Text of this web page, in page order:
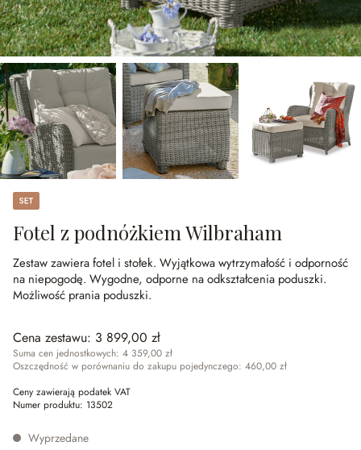
Set
Fotel z podnóżkiem Wilbraham
Zestaw zawiera fotel i stołek. Wyjątkowa wytrzymałość i odporność
na niepogodę. Wygodne, odporne na odkształcenia poduszki.
Możliwość prania poduszki.
Cena zestawu: 3 899,00 zł
Suma cen jednostkowych: 4 359,00 zł
Oszczędność w porównaniu do zakupu pojedynczego: 460,00 zł
Ceny zawierają podatek VAT
Numer produktu: 13502
Wyprzedane